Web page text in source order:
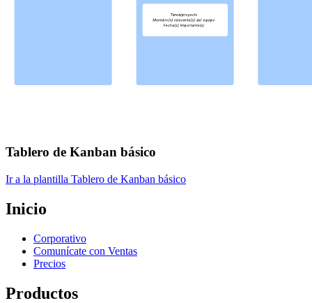
Tablero de Kanban básico
Ir a la plantilla Tablero de Kanban básico
Inicio
Corporativo
Comunícate con Ventas
Precios
Productos